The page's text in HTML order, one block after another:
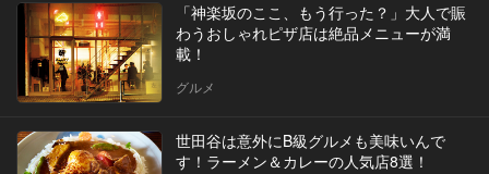
「神楽坂のここ、もう行った？」大人で賑
わうおしゃれピザ店は絶品メニューが満
載！
グルメ
世田谷は意外にB級グルメも美味いんで
す！ラーメン＆カレーの人気店8選！